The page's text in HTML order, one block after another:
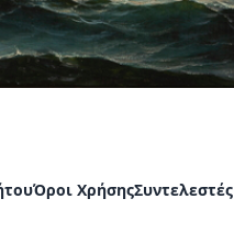
Όροι ΧρήσηςΣυντελεστές